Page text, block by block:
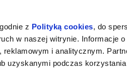
z Polityką cookies, do
w naszej witrynie. Informacje
i analitycznym.
uzyskanymi podczas korzystania
OŚMIU GÓR | POKAZY